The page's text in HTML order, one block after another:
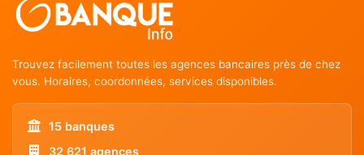
Trouvez facilement toutes les agences bancaires près de chez
vous. Horaires, coordonnées, services disponibles.
15 banques
32 621 agences